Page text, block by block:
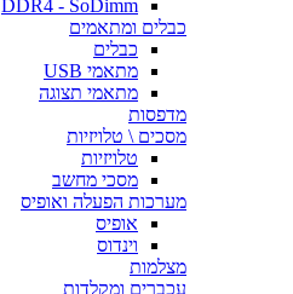
DDR4 - SoDimm
כבלים ומתאמים
כבלים
מתאמי USB
מתאמי תצוגה
מדפסות
מסכים \ טלויזיות
טלויזיות
מסכי מחשב
מערכות הפעלה ואופיס
אופיס
וינדוס
מצלמות
עכברים ומקלדות